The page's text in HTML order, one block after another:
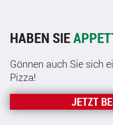
HABEN SIE
Gönnen auch Sie sich
Pizza!
JETZT